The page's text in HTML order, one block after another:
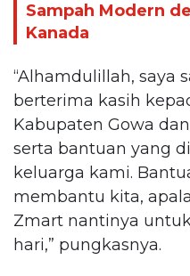
Sampah Modern
Kanada
“Alhamdulillah, saya
berterima kasih
Kabupaten Gowa
serta bantuan yang
keluarga kami.
membantu kita,
Zmart nantinya
hari,” pungkasnya.